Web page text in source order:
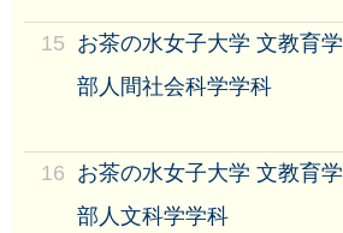
15 お茶の水女子大学 文教育学
部人間社会科学学科
16 お茶の水女子大学 文教育学
部人文科学学科